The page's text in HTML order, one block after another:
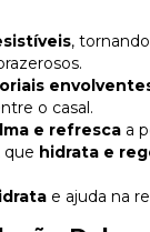
,
o casal.
e refresca a
que hidrata e
e ajuda na